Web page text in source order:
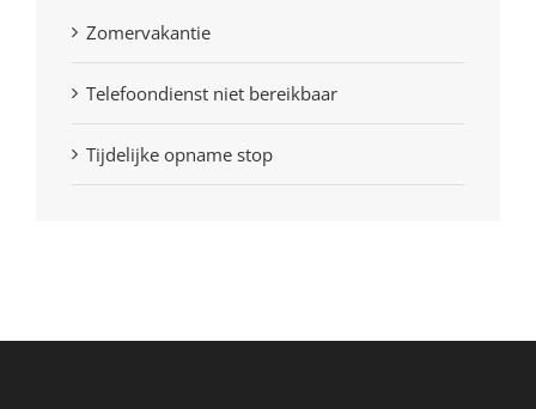
Zomervakantie
Telefoondienst niet bereikbaar
Tijdelijke opname stop